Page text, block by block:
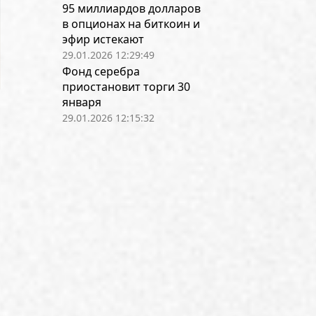
95 миллиардов долларов
в опционах на биткоин и
эфир истекают
29.01.2026 12:29:49
Фонд серебра
приостановит торги 30
января
29.01.2026 12:15:32